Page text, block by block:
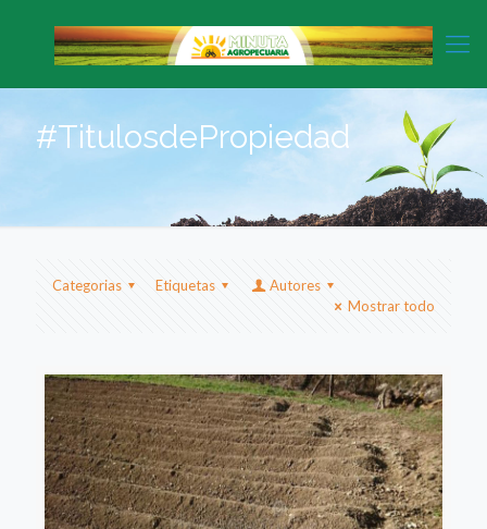
#TitulosdePropiedad
Categorias Etiquetas
Autores
Mostrar todo